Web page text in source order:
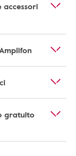
accessori
gratuito